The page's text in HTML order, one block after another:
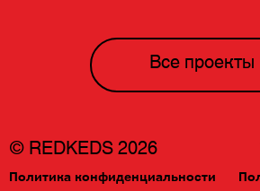
Все проекты
© REDKEDS 2026
Политика конфиденциальности